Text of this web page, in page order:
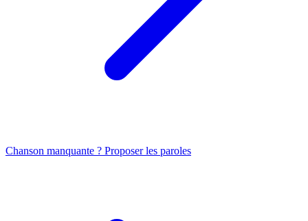
Chanson manquante ? Proposer les paroles